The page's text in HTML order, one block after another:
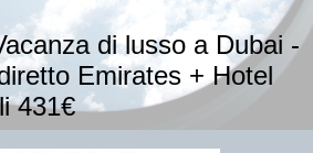
di lusso a Dubai -
Emirates + Hotel
431€